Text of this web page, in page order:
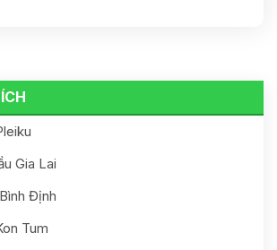
Gia Lai
Định
Tum